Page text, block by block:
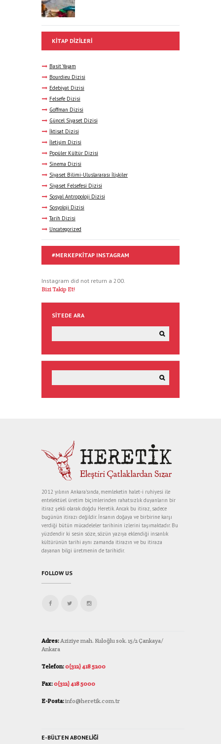
KITAP DIZILERI
Basit Yaşam
Bourdieu Dizisi
Edebiyat Dizisi
Felsefe Dizisi
Goffman Dizisi
Güncel Siyaset Dizisi
İktisat Dizisi
İletişim Dizisi
Popüler Kültür Dizisi
Sinema Dizisi
Siyaset Bilimi-Uluslararası İlişkiler
Siyaset Felsefesi Dizisi
Sosyal Antropoloji Dizisi
Sosyoloji Dizisi
Tarih Dizisi
Uncategorized
#MERKEPKITAP INSTAGRAM
Instagram did not return a 200.
Bizi Takip Et!
SITEDE ARA
2012 yılının Ankara’sında, memleketin halet-i ruhiyesi ile
entelektüel üretim biçimlerinden rahatsızlık duyanların bir
itiraz şekli olarak doğdu Heretik. Ancak bu itiraz, sadece
bugünün itirazı değildir. İnsanın doğaya ve birbirine karşı
verdiği bütün mücadeleler tarihinin izlerini taşımaktadır. Bu
yüzdendir ki sesin söze, sözün yazıya eklendiği insanlık
kültürünün tarihi aynı zamanda itirazın ve bu itiraza
dayanan bilgi üretmenin de tarihidir.
FOLLOW US
Adres: Aziziye mah. Kuloğlu sok. 15/2 Çankaya/
Ankara
Telefon:0(312) 418 5200
Fax:0(312) 418 5000
E-Posta:info@heretik.com.tr
E-BÜLTEN ABONELIĞI